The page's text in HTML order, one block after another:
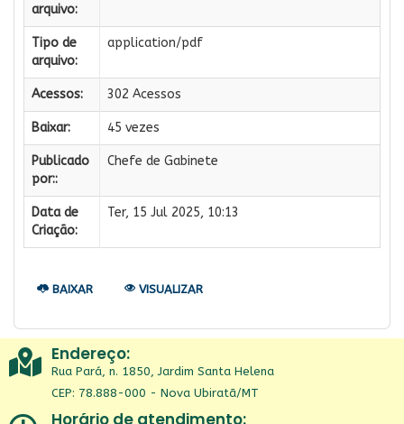
arquivo:
Tipo de
arquivo:
application/pdf
Acessos: 302 Acessos
Baixar: 45 vezes
Publicado
por::
Chefe de Gabinete
Data de
Criação:
Ter, 15 Jul 2025, 10:13
BAIXAR VISUALIZAR
Endereço:
Rua Pará, n. 1850, Jardim Santa Helena
CEP: 78.888-000 - Nova Ubiratã/MT
Horário de atendimento: